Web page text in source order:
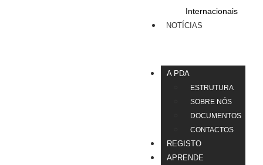
Internacionais
NOTÍCIAS
A PDA
ESTRUTURA
SOBRE NÓS
DOCUMENTOS
CONTACTOS
REGISTO
APRENDE